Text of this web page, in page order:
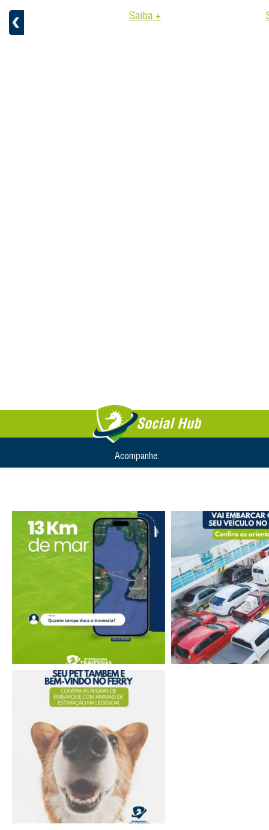
+
Saiba +
Social Hub
Acompanhe: